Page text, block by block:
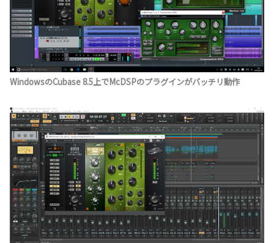
WindowsのCubase 8.5上でMcDSPのプラグインがバッチリ動作